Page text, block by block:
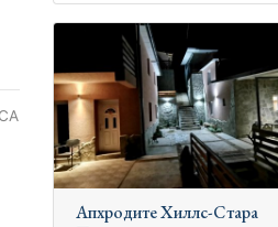
Апхродите Хиллс-Стара